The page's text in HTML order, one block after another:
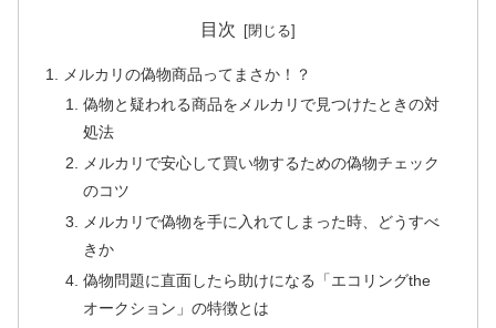
目次
メルカリの偽物商品ってまさか！？
偽物と疑われる商品をメルカリで見つけたときの対
処法
メルカリで安心して買い物するための偽物チェック
のコツ
メルカリで偽物を手に入れてしまった時、どうすべ
きか
偽物問題に直面したら助けになる「エコリングthe
オークション」の特徴とは